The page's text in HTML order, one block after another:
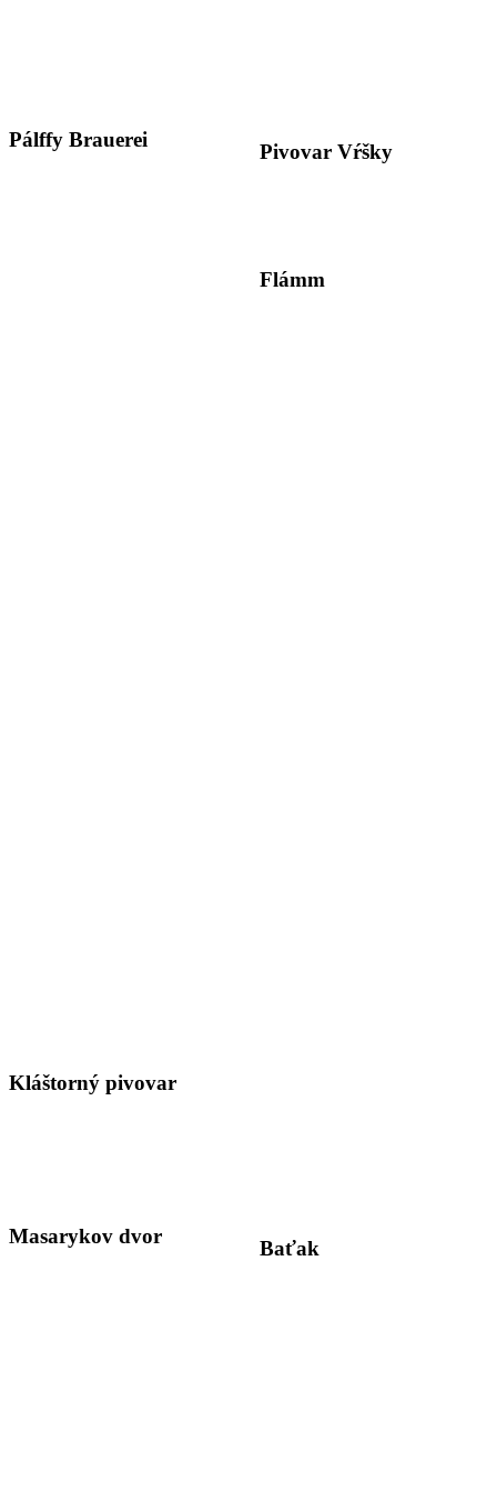
Pálffy Brauerei
Pivovar Vŕšky
Kláštorný pivovar
Flámm
Masarykov dvor
Baťak